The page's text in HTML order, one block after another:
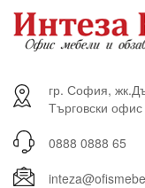
гр. София,
Търговски
0888 0888 65